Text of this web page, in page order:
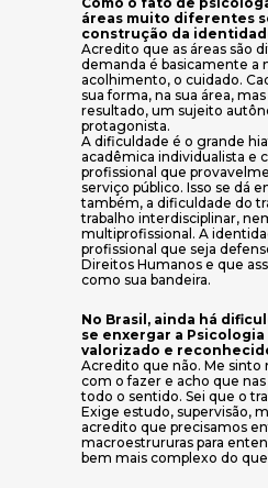
áreas muito diferentes
construção da
Acredito que as áreas são
demanda é basicamente a
acolhimento, o cuidado.
sua forma, na sua área,
resultado, um sujeito
protagonista.
A dificuldade é o grande
acadêmica individualista e
profissional que
serviço público. Isso se dá
também, a dificuldade do
trabalho interdisciplinar,
multiprofissional. A
profissional que seja
Direitos Humanos e que
como sua bandeira.
No Brasil, ainda há
se enxergar a
valorizado e
Acredito que não. Me
com o fazer e acho que nas
todo o sentido. Sei que o
Exige estudo, supervisão,
acredito que precisamos
macroestrururas para
bem mais complexo do